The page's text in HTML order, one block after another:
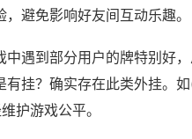
避免影响好友间互动乐趣。
遇到部分用户的牌特别好
挂？确实存在此类外挂。
护游戏公平。